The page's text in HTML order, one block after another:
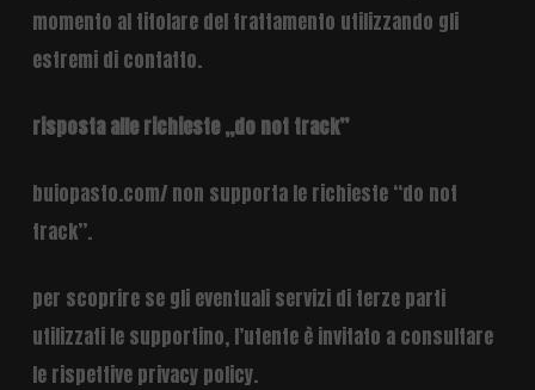
momento al titolare del trattamento utilizzando gli
estremi di contatto.
risposta alle richieste „do not track”
buiopasto.com/ non supporta le richieste “do not
track”.
per scoprire se gli eventuali servizi di terze parti
utilizzati le supportino, l’utente è invitato a consultare
le rispettive privacy policy.